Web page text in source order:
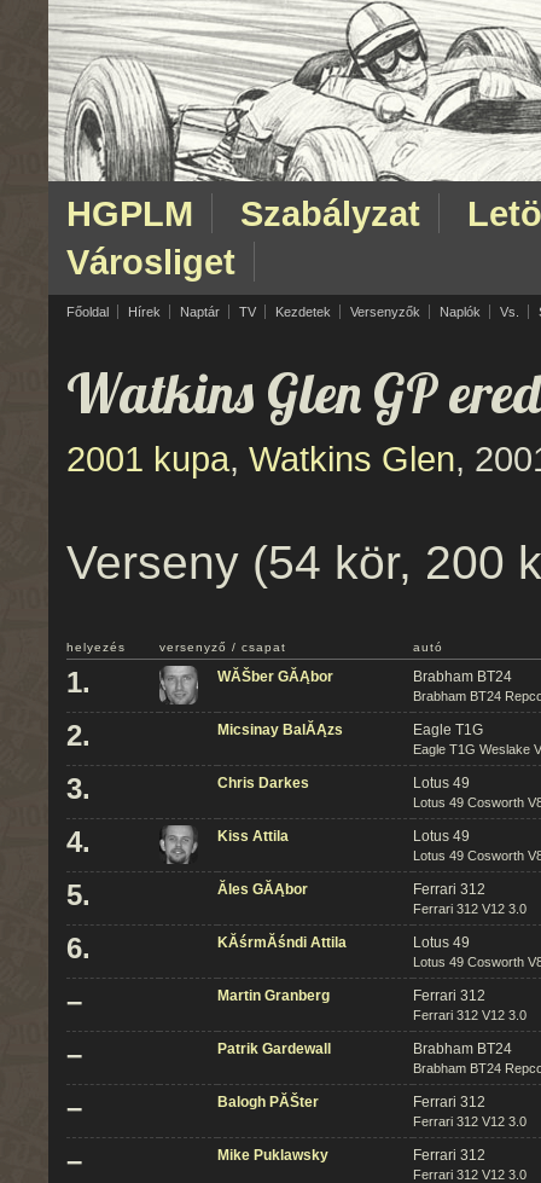
HGPLM Szabályzat
Városliget
Főoldal Hírek Naptár TV Kezdetek Versenyzők Naplók Vs.
Watkins Glen GP
2001 kupa, Watkins Glen,
Verseny (54 kör, 200
helyezés versenyző / csapat autó
1. WĂŠber GĂĄbor Brabham BT24
Brabham BT24
2. Micsinay BalĂĄzs Eagle T1G
Eagle T1G Weslake
3. Chris Darkes Lotus 49
Lotus 49 Cosworth
4. Kiss Attila Lotus 49
Lotus 49 Cosworth
5. Ăles GĂĄbor Ferrari 312
Ferrari 312 V12 3.0
6. KĂśrmĂśndi Attila Lotus 49
Lotus 49 Cosworth
– Martin Granberg Ferrari 312
Ferrari 312 V12 3.0
– Patrik Gardewall Brabham BT24
Brabham BT24
– Balogh PĂŠter Ferrari 312
Ferrari 312 V12 3.0
– Mike Puklawsky Ferrari 312
Ferrari 312 V12 3.0